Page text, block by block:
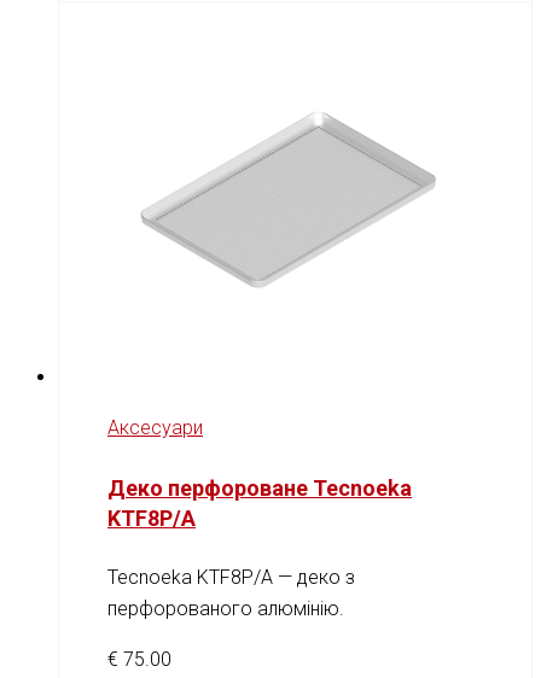
Аксесуари
Деко перфороване Tecnoeka
KTF8P/A
Tecnoeka KTF8P/A — деко з
перфорованого алюмінію.
€ 75.00